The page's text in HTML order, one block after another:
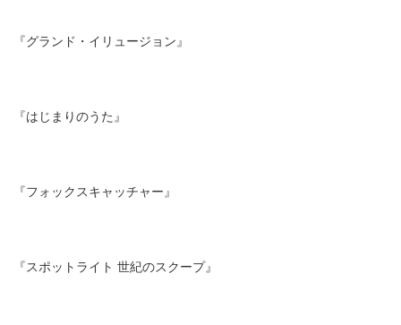
『グランド・イリュージョン』
『はじまりのうた』
『フォックスキャッチャー』
『スポットライト 世紀のスクープ』